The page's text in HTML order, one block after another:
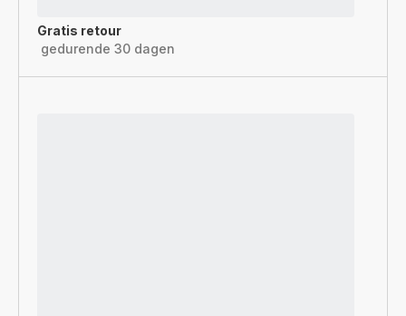
Gratis retour
gedurende 30 dagen